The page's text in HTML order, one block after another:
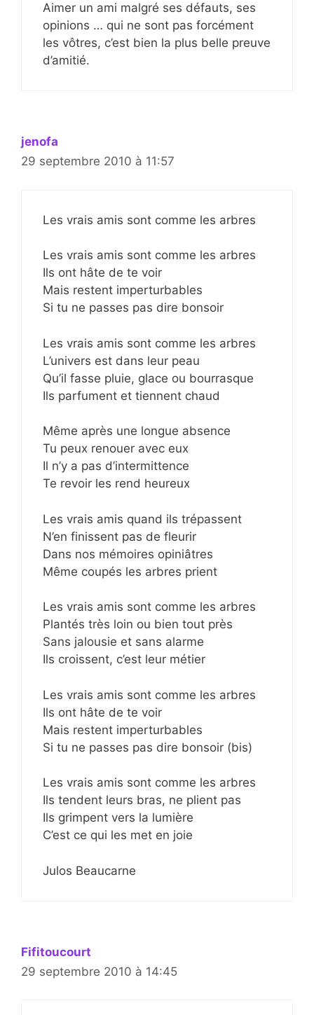
Aimer un ami malgré ses défauts, ses
opinions … qui ne sont pas forcément
les vôtres, c’est bien la plus belle preuve
d’amitié.
jenofa
29 septembre 2010 à 11:57
Les vrais amis sont comme les arbres
Les vrais amis sont comme les arbres
Ils ont hâte de te voir
Mais restent imperturbables
Si tu ne passes pas dire bonsoir
Les vrais amis sont comme les arbres
L’univers est dans leur peau
Qu’il fasse pluie, glace ou bourrasque
Ils parfument et tiennent chaud
Même après une longue absence
Tu peux renouer avec eux
Il n’y a pas d’intermittence
Te revoir les rend heureux
Les vrais amis quand ils trépassent
N’en finissent pas de fleurir
Dans nos mémoires opiniâtres
Même coupés les arbres prient
Les vrais amis sont comme les arbres
Plantés très loin ou bien tout près
Sans jalousie et sans alarme
Ils croissent, c’est leur métier
Les vrais amis sont comme les arbres
Ils ont hâte de te voir
Mais restent imperturbables
Si tu ne passes pas dire bonsoir (bis)
Les vrais amis sont comme les arbres
Ils tendent leurs bras, ne plient pas
Ils grimpent vers la lumière
C’est ce qui les met en joie
Julos Beaucarne
Fifitoucourt
29 septembre 2010 à 14:45